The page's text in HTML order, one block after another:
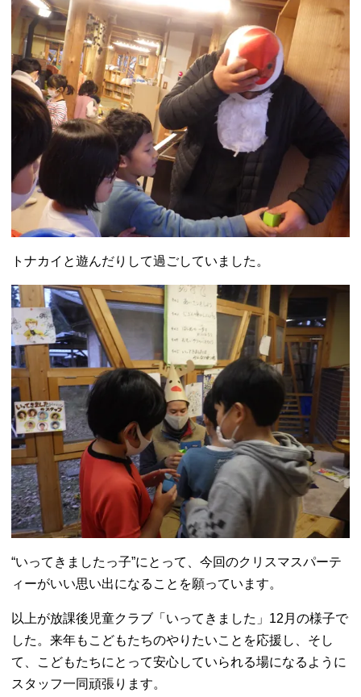
トナカイと遊んだりして過ごしていました。
“いってきましたっ子”にとって、今回のクリスマスパーテ
ィーがいい思い出になることを願っています。
以上が放課後児童クラブ「いってきました」12月の様子で
した。来年もこどもたちのやりたいことを応援し、そし
て、こどもたちにとって安心していられる場になるように
スタッフ一同頑張ります。